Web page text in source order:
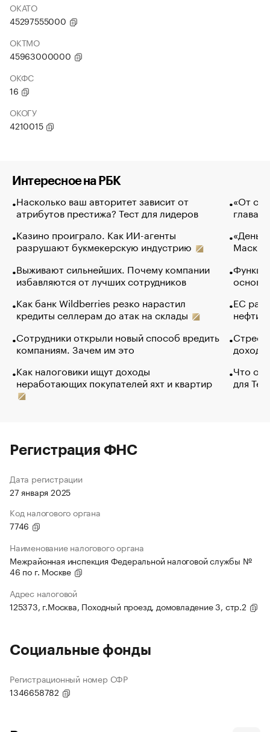
ОКАТО
45297555000
ОКТМО
45963000000
ОКФС
16
ОКОГУ
4210015
Интересное на РБК
Насколько ваш авторитет зависит от
атрибутов престижа? Тест для лидеров
Казино проиграло. Как ИИ-агенты
разрушают букмекерскую индустрию
Выживают сильнейших. Почему компании
избавляются от лучших сотрудников
Как банк Wildberries резко нарастил
кредиты селлерам до атак на склады
Сотрудники открыли новый способ вредить
компаниям. Зачем им это
Как налоговики ищут доходы
неработающих покупателей яхт и квартир
«От
глава
Маск в
основ
ЕС
нефти
Что
для
Регистрация ФНС
Дата регистрации
27 января 2025
Код налогового органа
7746
Наименование налогового органа
Межрайонная инспекция Федеральной налоговой службы №
46 по г. Москве
Адрес налоговой
125373, г.Москва, Походный проезд, домовладение 3, стр.2
Социальные фонды
Регистрационный номер СФР
1346658782